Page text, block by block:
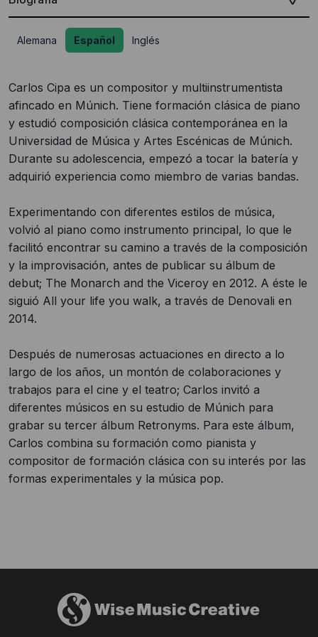
Alemana Español Inglés
Carlos Cipa es un compositor y multiinstrumentista
afincado en Múnich. Tiene formación clásica de piano
y estudió composición clásica contemporánea en la
Universidad de Música y Artes Escénicas de Múnich.
Durante su adolescencia, empezó a tocar la batería y
adquirió experiencia como miembro de varias bandas.
Experimentando con diferentes estilos de música,
volvió al piano como instrumento principal, lo que le
facilitó encontrar su camino a través de la composición
y la improvisación, antes de publicar su álbum de
debut; The Monarch and the Viceroy en 2012. A éste le
siguió All your life you walk, a través de Denovali en
2014.
Después de numerosas actuaciones en directo a lo
largo de los años, un montón de colaboraciones y
trabajos para el cine y el teatro; Carlos invitó a
diferentes músicos en su estudio de Múnich para
grabar su tercer álbum Retronyms. Para este álbum,
Carlos combina su formación como pianista y
compositor de formación clásica con su interés por las
formas experimentales y la música pop.